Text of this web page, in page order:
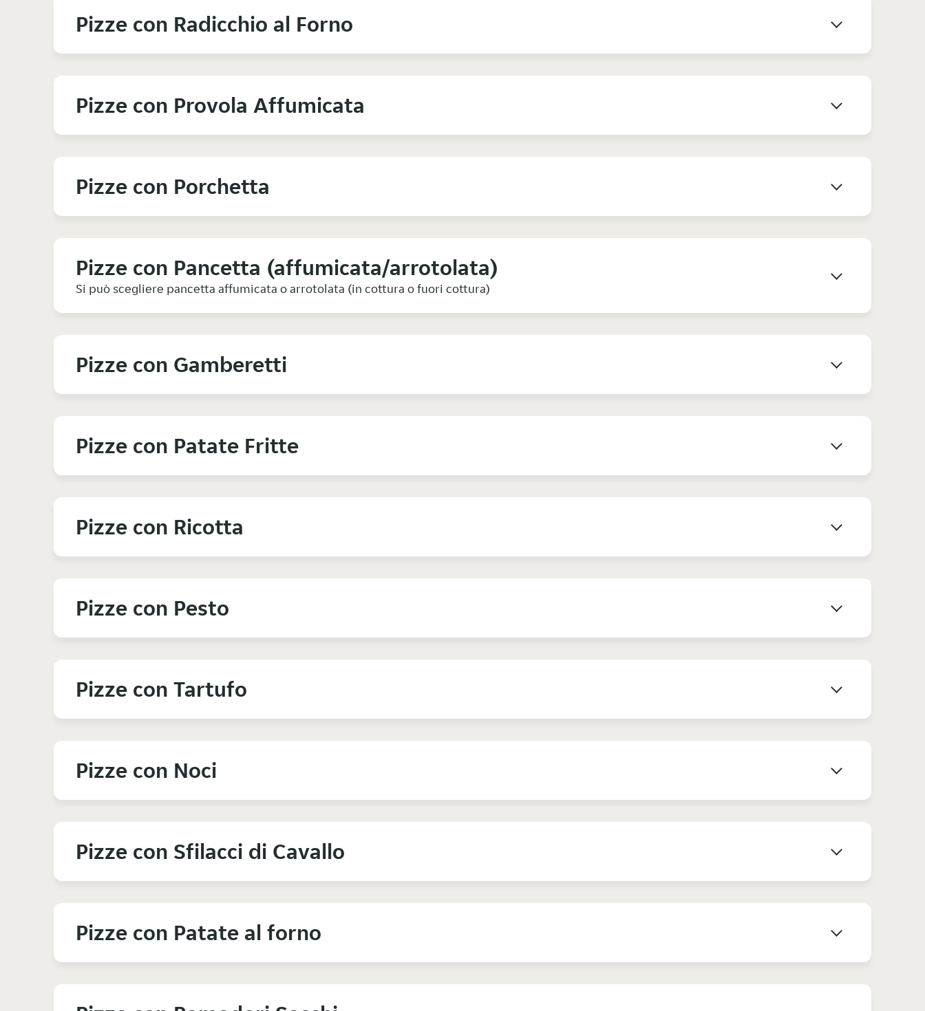
Pizze con Radicchio al Forno
Pizze con Provola Affumicata
Pizze con Porchetta
Pizze con Pancetta (affumicata/arrotolata)
Si può scegliere pancetta affumicata o arrotolata (in cottura o fuori cottura)
Pizze con Gamberetti
Pizze con Patate Fritte
Pizze con Ricotta
Pizze con Pesto
Pizze con Tartufo
Pizze con Noci
Pizze con Sfilacci di Cavallo
Pizze con Patate al forno